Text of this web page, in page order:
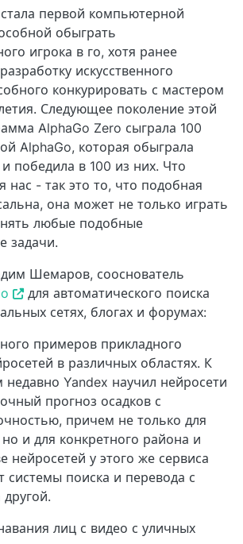
первой компьютерной
обыграть
игрока в го, хотя ранее
искусственного
конкурировать с мастером
Следующее поколение этой
AlphaGo Zero сыграла 100
AlphaGo, которая обыграла
победила в 100 из них. Что
нас - так это то, что подобная
она может не только играть
любые подобные
задачи.
Шемаров, сооснователь
для автоматического поиска
сетях, блогах и форумах:
примеров прикладного
в различных областях. К
недавно Yandex научил нейросети
прогноз осадков с
причем не только для
и для конкретного района и
нейросетей у этого же сервиса
системы поиска и перевода с
лиц с видео с уличных